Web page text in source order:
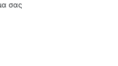
σας